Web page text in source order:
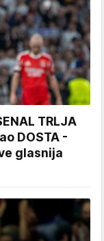
TRLJA
DOSTA -
glasnija